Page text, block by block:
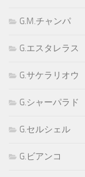
G.M.チャンパ
G.エスタレラス
G.サケラリオウ
G.シャーパラド
G.セルシェル
G.ビアンコ